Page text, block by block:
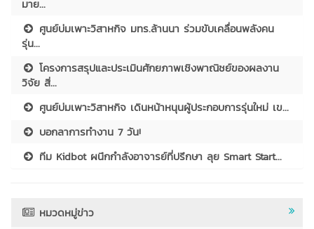
มาย...
ศูนย์บ่มเพาะวิสาหกิจ มทร.ล้านนา ร่วมขับเคลื่อนพลังคน
รุ่น...
โครงการสรุปและประเมินศักยภาพเชิงพาณิชย์ของผลงาน
วิจัย สิ่...
ศูนย์บ่มเพาะวิสาหกิจ เดินหน้าหนุนผู้ประกอบการรุ่นใหม่ เข...
บอกลาการทำงาน 7 วัน!
ทีม Kidbot ผนึกกำลังอาจารย์ที่ปรึกษา ลุย Smart Start...
หมวดหมู่ข่าว